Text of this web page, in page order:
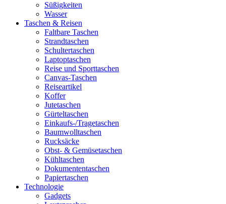
Süßigkeiten
Wasser
Taschen & Reisen
Faltbare Taschen
Strandtaschen
Schultertaschen
Laptoptaschen
Reise und Sporttaschen
Canvas-Taschen
Reiseartikel
Koffer
Jutetaschen
Gürteltaschen
Einkaufs-/Tragetaschen
Baumwolltaschen
Rucksäcke
Obst- & Gemüsetaschen
Kühltaschen
Dokumententaschen
Papiertaschen
Technologie
Gadgets